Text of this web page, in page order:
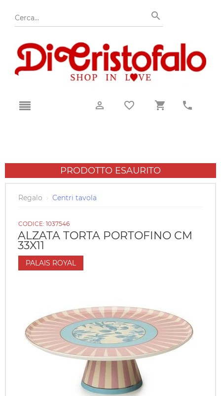
PRODOTTO ESAURITO
Regalo › Centri tavola
CODICE: 1037546
ALZATA TORTA PORTOFINO CM
33X11
PALAIS ROYAL